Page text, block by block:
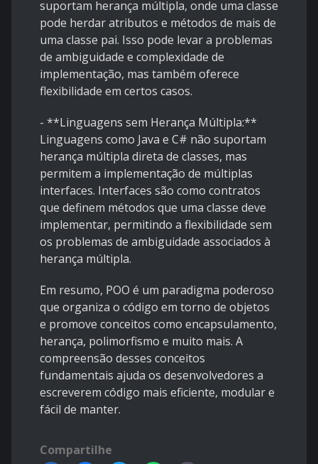
suportam herança múltipla, onde uma classe
pode herdar atributos e métodos de mais de
uma classe pai. Isso pode levar a problemas
de ambiguidade e complexidade de
implementação, mas também oferece
flexibilidade em certos casos.
- **Linguagens sem Herança Múltipla:**
Linguagens como Java e C# não suportam
herança múltipla direta de classes, mas
permitem a implementação de múltiplas
interfaces. Interfaces são como contratos
que definem métodos que uma classe deve
implementar, permitindo a flexibilidade sem
os problemas de ambiguidade associados à
herança múltipla.
Em resumo, POO é um paradigma poderoso
que organiza o código em torno de objetos
e promove conceitos como encapsulamento,
herança, polimorfismo e muito mais. A
compreensão desses conceitos
fundamentais ajuda os desenvolvedores a
escreverem código mais eficiente, modular e
fácil de manter.
Compartilhe